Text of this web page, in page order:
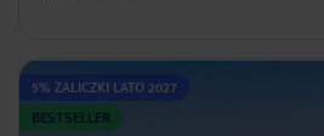
5% ZALICZKI LATO 2027
BESTSELLER